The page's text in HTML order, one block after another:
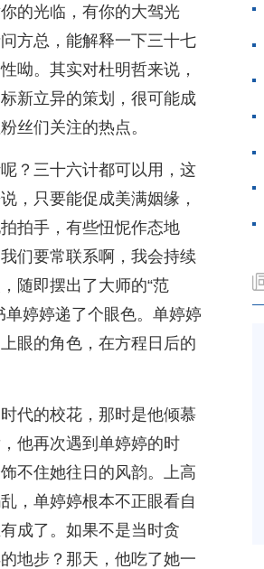
的光临，有你的大驾光
方总，能解释一下三十七
呦。其实对杜明哲来说，
新立异的策划，很可能成
丝们关注的热点。
？三十六计都可以用，这
，只要能促成美满姻缘，
拍手，有些忸怩作态地
们要常联系啊，我会持续
随即摆出了大师的“范
单婷婷递了个眼色。单婷婷
眼的角色，在方程日后的
代的校花，那时是他倾慕
他再次遇到单婷婷的时
不住她往日的风韵。上高
，单婷婷根本不正眼看自
成了。如果不是当时贪
地步？那天，他吃了她一